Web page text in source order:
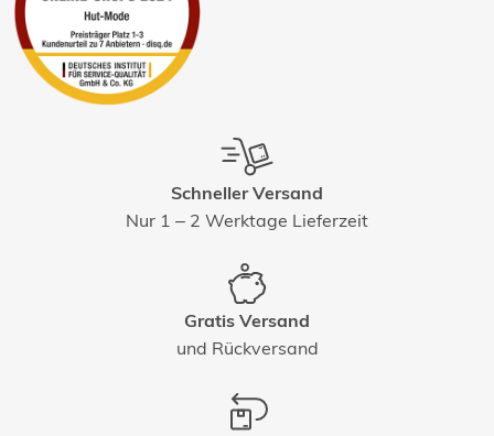
Schneller Versand
Nur 1 – 2 Werktage Lieferzeit
Gratis Versand
und Rückversand